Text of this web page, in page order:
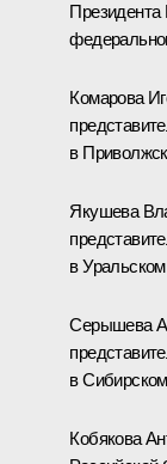
Президента
Комарова
в
Якушева
в
Серышева
в
Кобякова